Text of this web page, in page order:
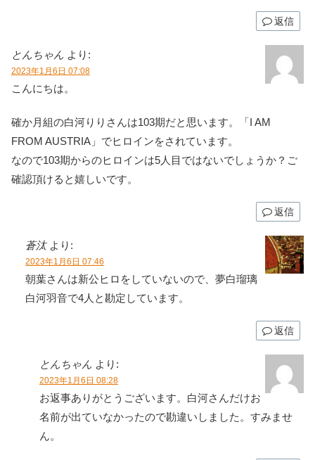
返信
とんちゃん より:
2023年1月6日 07:08
こんにちは。
確か月組の白河りりさんは103期だと思います。「I AM
FROM AUSTRIA」でヒロインをされています。
なので103期からのヒロインは5人目ではないでしょうか？ご
確認頂けると嬉しいです。
返信
蒼汰 より:
2023年1月6日 07:46
朝葉さんは新公ヒロをしていないので、夢白瑠璃
白河羽音で4人と勘定しています。
返信
とんちゃん より:
2023年1月6日 08:28
お返事ありがとうございます。白河さんだけお
名前が出ていなかったので勘違いしました。すみませ
ん。